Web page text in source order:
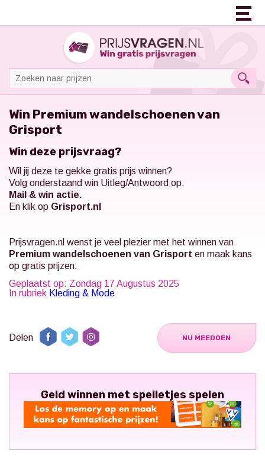
Win Premium wandelschoenen van
Grisport
Win deze prijsvraag?
Wil jij deze te gekke gratis prijs winnen?
Volg onderstaand win Uitleg/Antwoord op.
Mail & win actie.
En klik op Grisport.nl
Prijsvragen.nl wenst je veel plezier met het winnen van
Premium wandelschoenen van Grisport en maak kans
op gratis prijzen.
Geplaatst op: Zondag 17 Augustus 2025
In rubriek Kleding & Mode
Delen NU MEEDOEN
Geld winnen met spelletjes spelen